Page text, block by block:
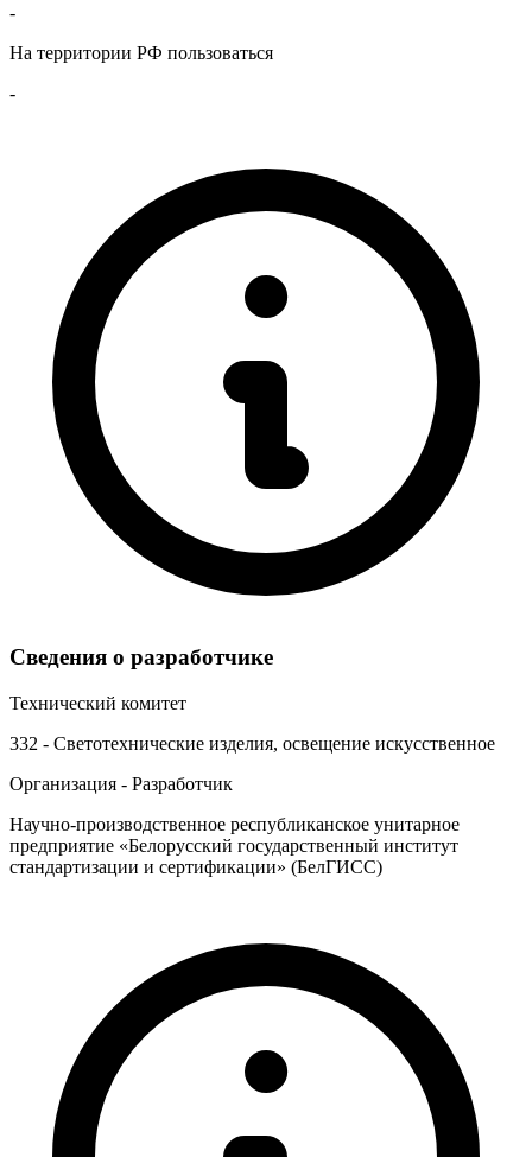
-
На территории РФ пользоваться
-
Сведения о разработчике
Технический комитет
332 - Светотехнические изделия, освещение искусственное
Организация - Разработчик
Научно-производственное республиканское унитарное
предприятие «Белорусский государственный институт
стандартизации и сертификации» (БелГИСС)